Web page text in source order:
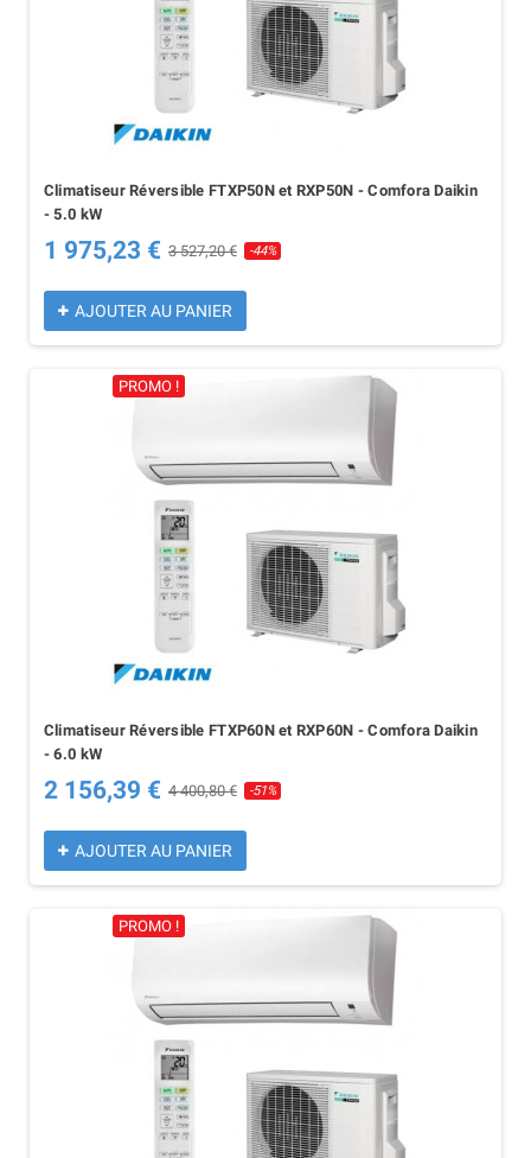
Climatiseur Réversible FTXP50N et RXP50N - Comfora Daikin
- 5.0 kW
1 975,23 € 3 527,20 € -44%
AJOUTER AU PANIER
PROMO !
Climatiseur Réversible FTXP60N et RXP60N - Comfora Daikin
- 6.0 kW
2 156,39 € 4 400,80 € -51%
AJOUTER AU PANIER
PROMO !